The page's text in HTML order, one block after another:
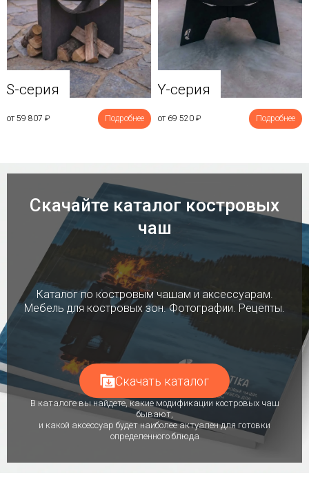
S-серия
от 59 807 ₽ Подробнее
Y-серия
от 69 520 ₽ Подробнее
Скачайте каталог костровых
чаш
Каталог по костровым чашам и аксессуарам.
Мебель для костровых зон. Фотографии. Рецепты.
Скачать каталог
В каталоге вы найдете, какие модификации костровых чаш
бывают,
и какой аксессуар будет наиболее актуален для готовки
определенного блюда